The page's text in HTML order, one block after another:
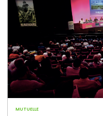
MUTUELLE